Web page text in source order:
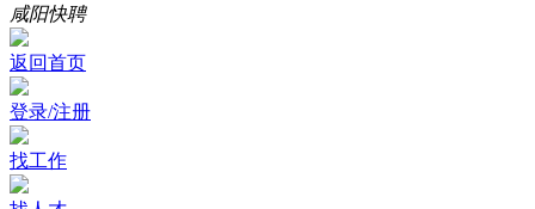
咸阳快聘
返回首页
登录/注册
找工作